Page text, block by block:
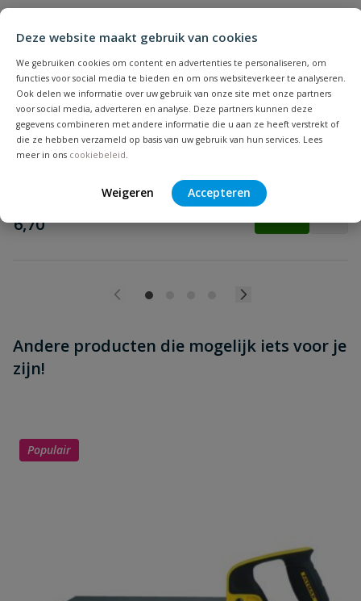
Deze website maakt gebruik van cookies
We gebruiken cookies om content en advertenties te personaliseren, om
functies voor social media te bieden en om ons websiteverkeer te analyseren.
Ook delen we informatie over uw gebruik van onze site met onze partners
voor social media, adverteren en analyse. Deze partners kunnen deze
gegevens combineren met andere informatie die u aan ze heeft verstrekt of
die ze hebben verzameld op basis van uw gebruik van hun services. Lees
meer in ons cookiebeleid.
Weigeren Accepteren
Beoordeling versturen
Pe rooster voor vloerput 200 x 200 mm
Dit putrooster heeft een afmeting van 200 x 200 mm en kan
voor elke vloerput met dezelfde afmetingen worden gebruikt.
Op voorraad
€
6,70
Andere producten die mogelijk iets voor je
zijn!
Populair